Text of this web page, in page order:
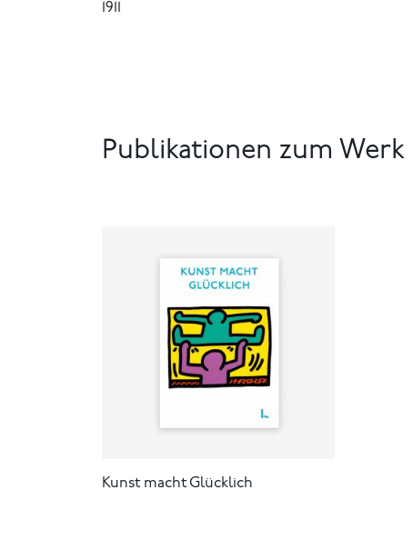
1911
Publikationen zum Werk
Kunst macht Glücklich